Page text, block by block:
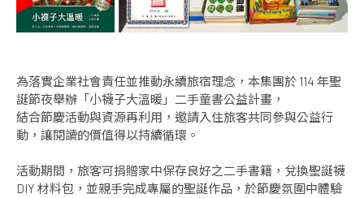
為落實企業社會責任並推動永續旅宿理念，本集團於 114 年聖
誕節夜舉辦「小襪子大溫暖」二手童書公益計畫，
結合節慶活動與資源再利用，邀請入住旅客共同參與公益行
動，讓閱讀的價值得以持續循環。
活動期間，旅客可捐贈家中保存良好之二手書籍，兌換聖誕襪
DIY 材料包，並親手完成專屬的聖誕作品，於節慶氛圍中體驗